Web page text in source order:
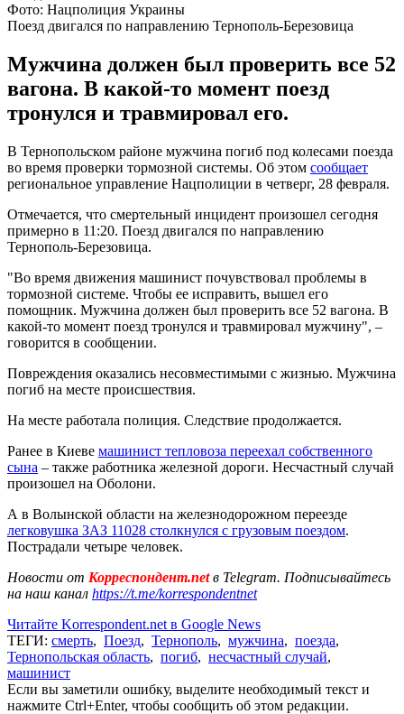
Фото: Нацполиция Украины
Поезд двигался по направлению Тернополь-Березовица
Мужчина должен был проверить все 52
вагона. В какой-то момент поезд
тронулся и травмировал его.
В Тернопольском районе мужчина погиб под колесами поезда
во время проверки тормозной системы. Об этом сообщает
региональное управление Нацполиции в четверг, 28 февраля.
Отмечается, что смертельный инцидент произошел сегодня
примерно в 11:20. Поезд двигался по направлению
Тернополь-Березовица.
"Во время движения машинист почувствовал проблемы в
тормозной системе. Чтобы ее исправить, вышел его
помощник. Мужчина должен был проверить все 52 вагона. В
какой-то момент поезд тронулся и травмировал мужчину", –
говорится в сообщении.
Повреждения оказались несовместимыми с жизнью. Мужчина
погиб на месте происшествия.
На месте работала полиция. Следствие продолжается.
Ранее в Киеве машинист тепловоза переехал собственного
сына – также работника железной дороги. Несчастный случай
произошел на Оболони.
А в Волынской области на железнодорожном переезде
легковушка ЗАЗ 11028 столкнулся с грузовым поездом.
Пострадали четыре человек.
Новости от Корреспондент.netв Telegram. Подписывайтесь
на наш канал https://t.me/korrespondentnet
Читайте Korrespondent.net в Google News
ТЕГИ: смерть, Поезд, Тернополь, мужчина, поезда,
Тернопольская область, погиб, несчастный случай,
машинист
Если вы заметили ошибку, выделите необходимый текст и
нажмите Ctrl+Enter, чтобы сообщить об этом редакции.